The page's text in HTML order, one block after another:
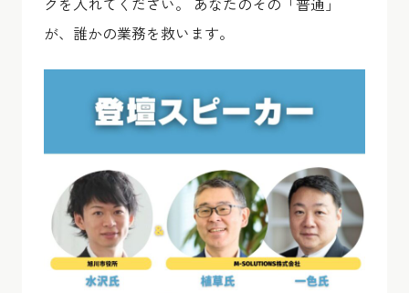
が、誰かの業務を救います。